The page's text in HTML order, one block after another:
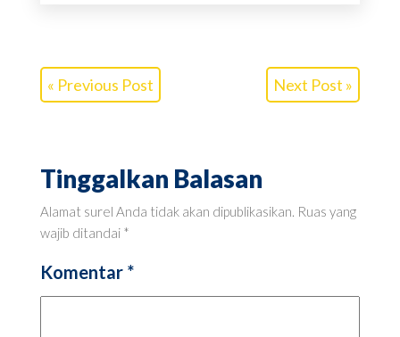
« Previous Post Next Post »
Tinggalkan Balasan
Alamat surel Anda tidak akan dipublikasikan. Ruas yang
wajib ditandai *
Komentar *